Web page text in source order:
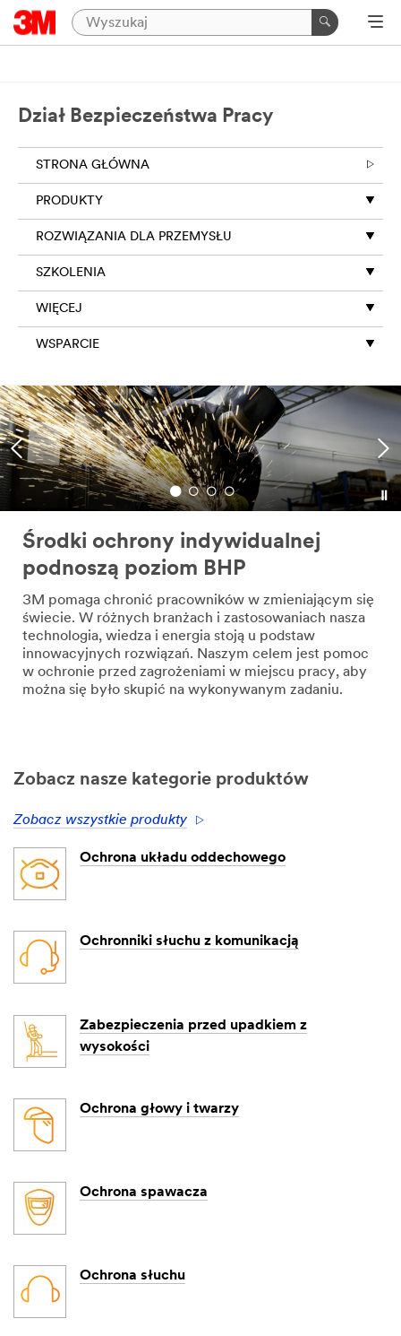
Dział Bezpieczeństwa Pracy
STRONA GŁÓWNA
PRODUKTY
ROZWIĄZANIA DLA PRZEMYSŁU
SZKOLENIA
WIĘCEJ
WSPARCIE
Środki ochrony indywidualnej
podnoszą poziom BHP
3M pomaga chronić pracowników w zmieniającym się
świecie. W różnych branżach i zastosowaniach nasza
technologia, wiedza i energia stoją u podstaw
innowacyjnych rozwiązań. Naszym celem jest pomoc
w ochronie przed zagrożeniami w miejscu pracy, aby
można się było skupić na wykonywanym zadaniu.
Zobacz nasze kategorie produktów
Zobacz wszystkie produkty
Ochrona układu oddechowego
Ochronniki słuchu z komunikacją
Zabezpieczenia przed upadkiem z
wysokości
Ochrona głowy i twarzy
Ochrona spawacza
Ochrona słuchu